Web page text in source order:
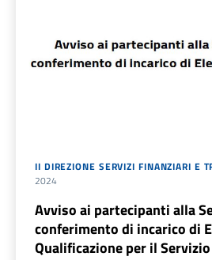
II DIREZIONE SERVIZI FINANZIARI E
2024
Avviso ai partecipanti alla
conferimento di incarico di
Qualificazione per il Servizio